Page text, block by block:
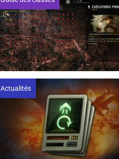
Actualités